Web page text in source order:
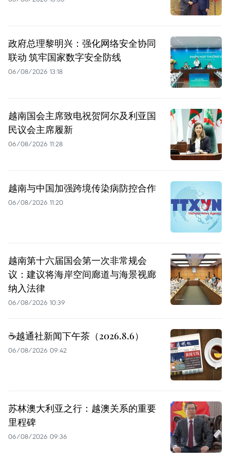
政府总理黎明兴：强化网络安全协同
联动 筑牢国家数字安全防线
06/08/2026 13:18
越南国会主席致电祝贺阿尔及利亚国
民议会主席履新
06/08/2026 11:28
越南与中国加强跨境传染病防控合作
06/08/2026 11:20
越南第十六届国会第一次非常规会
议：建议将海岸空间廊道与海景视廊
纳入法律
06/08/2026 10:39
☕️越通社新闻下午茶（2026.8.6）
06/08/2026 09:42
苏林澳大利亚之行：越澳关系的重要
里程碑
06/08/2026 09:36